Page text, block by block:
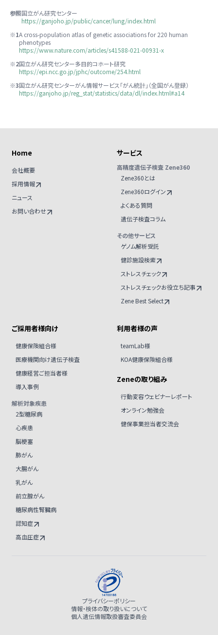
参照国立がん研究センター
https://ganjoho.jp/public/cancer/lung/index.html
※1A cross-population atlas of genetic associations for 220 human
phenotypes
https://www.nature.com/articles/s41588-021-00931-x
※2国立がん研究センター多目的コホート研究
https://epi.ncc.go.jp/jphc/outcome/254.html
※3国立がん研究センターがん情報サービス「がん統計」（全国がん登録）
https://ganjoho.jp/reg_stat/statistics/data/dl/index.html#a14
Home
会社概要
採用情報
ニュース
お問い合わせ
サービス
高精度遺伝子検査 Zene360
Zene360とは
Zene360ログイン
よくある質問
遺伝子検査コラム
その他サービス
ゲノム解析受託
健診施設検索
ストレスチェック
ストレスチェックお役立ち記事
Zene Best Select
ご採用者様向け
健康保険組合様
医療機関向け遺伝子検査
健康経営ご担当者様
導入事例
解析対象疾患
2型糖尿病
心疾患
脳梗塞
肺がん
大腸がん
乳がん
前立腺がん
糖尿病性腎臓病
認知症
高血圧症
利用者様の声
teamLab様
KOA健康保険組合様
Zeneの取り組み
行動変容ウェビナーレポート
オンライン勉強会
健保事業担当者交流会
プライバシーポリシー
情報・検体の取り扱いについて
個人遺伝情報取扱審査委員会